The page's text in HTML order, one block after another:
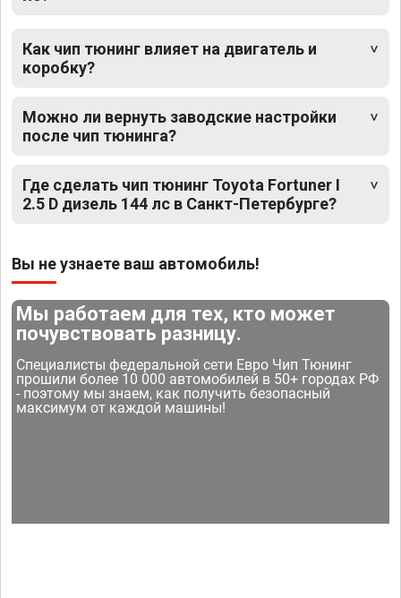
Как чип тюнинг влияет на двигатель и
коробку?
Можно ли вернуть заводские настройки
после чип тюнинга?
Где сделать чип тюнинг Toyota Fortuner I
2.5 D дизель 144 лс в Санкт-Петербурге?
Вы не узнаете ваш автомобиль!
Мы работаем для тех, кто может
почувствовать разницу.
Специалисты федеральной сети Евро Чип Тюнинг
прошили более 10 000 автомобилей в 50+ городах РФ
- поэтому мы знаем, как получить безопасный
максимум от каждой машины!